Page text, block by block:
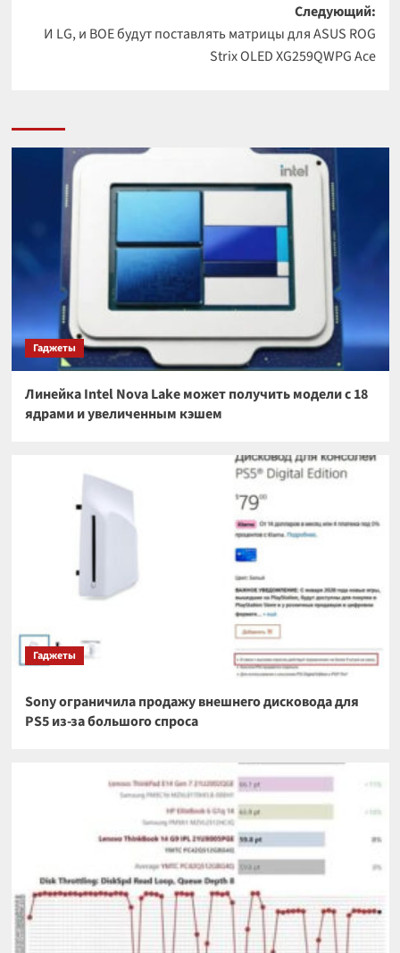
Следующий:
И LG, и BOE будут поставлять матрицы для ASUS ROG
Strix OLED XG259QWPG Ace
Гаджеты
Линейка Intel Nova Lake может получить модели с 18
ядрами и увеличенным кэшем
Гаджеты
Sony ограничила продажу внешнего дисковода для
PS5 из-за большого спроса